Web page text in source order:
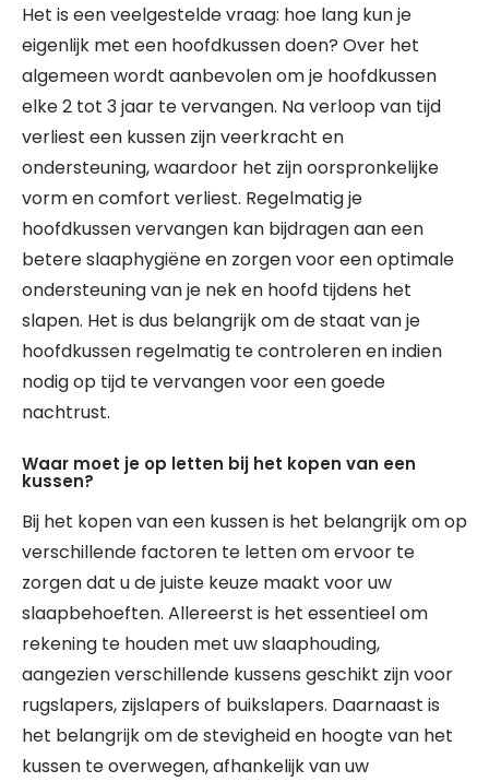
Het is een veelgestelde vraag: hoe lang kun je
eigenlijk met een hoofdkussen doen? Over het
algemeen wordt aanbevolen om je hoofdkussen
elke 2 tot 3 jaar te vervangen. Na verloop van tijd
verliest een kussen zijn veerkracht en
ondersteuning, waardoor het zijn oorspronkelijke
vorm en comfort verliest. Regelmatig je
hoofdkussen vervangen kan bijdragen aan een
betere slaaphygiëne en zorgen voor een optimale
ondersteuning van je nek en hoofd tijdens het
slapen. Het is dus belangrijk om de staat van je
hoofdkussen regelmatig te controleren en indien
nodig op tijd te vervangen voor een goede
nachtrust.
Waar moet je op letten bij het kopen van een
kussen?
Bij het kopen van een kussen is het belangrijk om op
verschillende factoren te letten om ervoor te
zorgen dat u de juiste keuze maakt voor uw
slaapbehoeften. Allereerst is het essentieel om
rekening te houden met uw slaaphouding,
aangezien verschillende kussens geschikt zijn voor
rugslapers, zijslapers of buikslapers. Daarnaast is
het belangrijk om de stevigheid en hoogte van het
kussen te overwegen, afhankelijk van uw